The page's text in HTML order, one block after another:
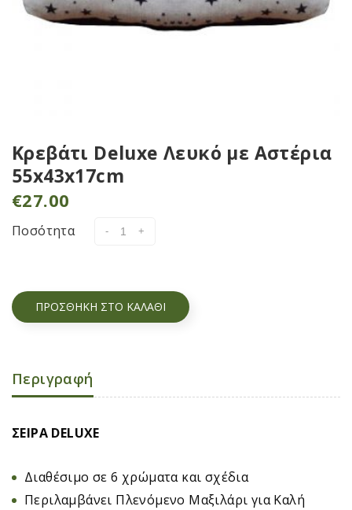
Κρεβάτι Deluxe Λευκό με Αστέρια
55x43x17cm
€27.00
Ποσότητα
ΠΡΟΣΘΉΚΗ ΣΤΟ ΚΑΛΆΘΙ
Περιγραφή
ΣΕΙΡΑ DELUXE
Διαθέσιμο σε 6 χρώματα και σχέδια
Περιλαμβάνει Πλενόμενο Μαξιλάρι για Καλή